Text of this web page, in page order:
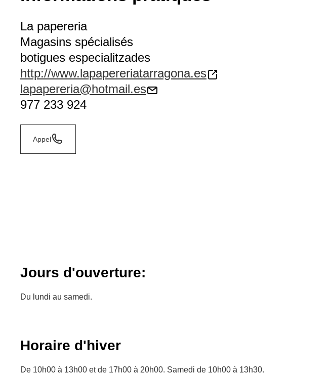
La papereria
Magasins spécialisés
botigues especialitzades
http://www.lapapereriatarragona.es
lapapereria@hotmail.es
977 233 924
Appel
Jours d'ouverture:
Du lundi au samedi.
Horaire d'hiver
De 10h00 à 13h00 et de 17h00 à 20h00. Samedi de 10h00 à 13h30.